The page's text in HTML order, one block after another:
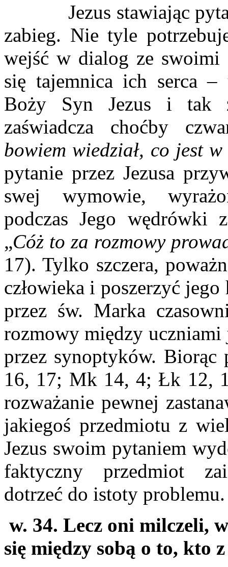
Jezus stawiając
zabieg. Nie tyle
wejść w dialog ze swoimi
się tajemnica ich serca
Boży Syn Jezus i tak
zaświadcza choćby
bowiem wiedział, co jest w
pytanie przez Jezusa
swej wymowie,
podczas Jego wędrówki
„Cóż to za rozmowy
17). Tylko szczera,
człowieka i poszerzyć
przez św. Marka
rozmowy między
przez synoptyków.
16, 17; Mk 14, 4; Łk 12,
rozważanie pewnej
jakiegoś przedmiotu z
Jezus swoim pytaniem
faktyczny przedmiot
dotrzeć do istoty problemu.
w. 34. Lecz oni milczeli,
się między sobą o to, kto